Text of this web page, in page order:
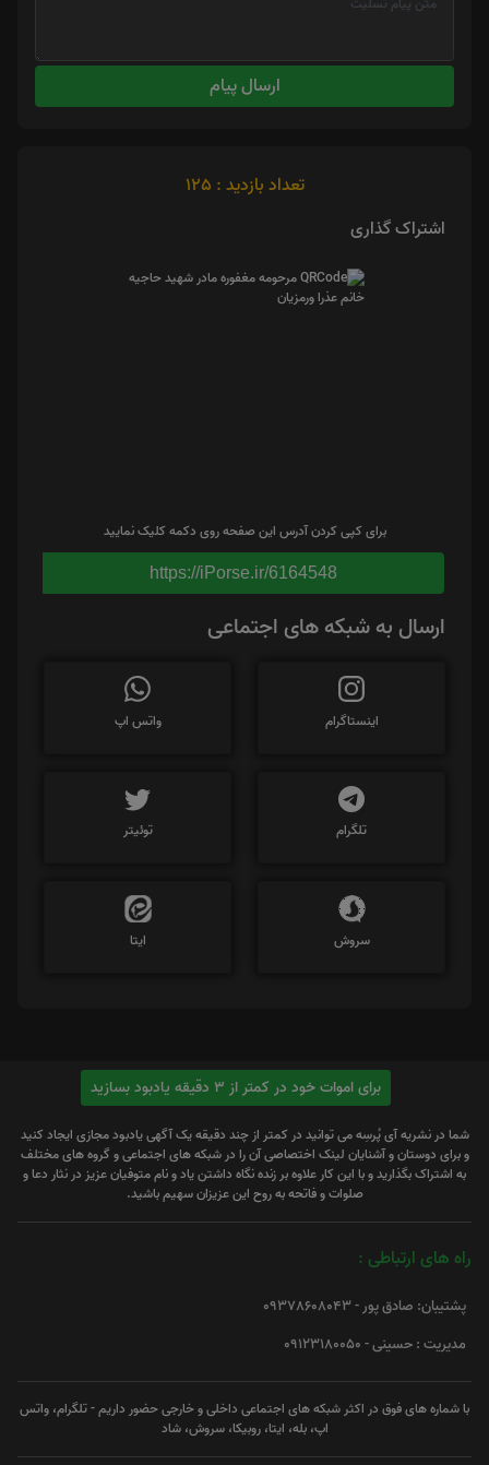
ارسال پیام
تعداد بازدید : 125
اشتراک گذاری
برای کپی کردن آدرس این صفحه روی دکمه کلیک نمایید
https://iPorse.ir/6164548
ارسال به شبکه های اجتماعی
اینستاگرام واتس اپ
تلگرام توئیتر
سروش ایتا
برای اموات خود در کمتر از 3 دقیقه یادبود بسازید
شما در نشریه آی پُرسِه می توانید در کمتر از چند دقیقه یک آگهی یادبود مجازی ایجاد کنید
و برای دوستان و آشنایان لینک اختصاصی آن را در شبکه های اجتماعی و گروه های مختلف
به اشتراک بگذارید و با این کار علاوه بر زنده نگاه داشتن یاد و نام متوفیان عزیز در نثار دعا و
صلوات و فاتحه به روح این عزیزان سهیم باشید.
راه های ارتباطی :
پشتیبان: صادق پور - 09378608043
مدیریت : حسینی - 09123180050
با شماره های فوق در اکثر شبکه های اجتماعی داخلی و خارجی حضور داریم - تلگرام، واتس
اپ، بله، ایتا، روبیکا، سروش، شاد